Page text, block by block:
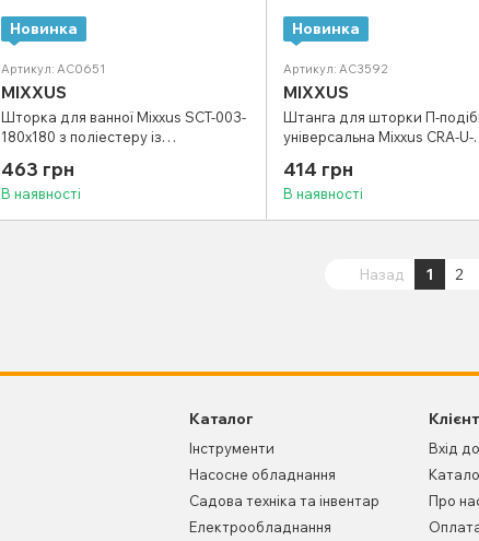
Новинка
Артикул: AC0651
MIXXUS
Шторка для ванної Mixxus SCT-003-
180x180 з поліестеру із
рожевий) (AC0651)
463 грн
В наявності
Новинка
Артикул: AC3592
MIXXUS
Штанга для шторки П-
універсальна Mixxus CRA-U-
240cm (алюміній) (БЛІСТЕР)
(AC3592)
414 грн
В наявності
Назад 1 2
Каталог
Інструменти
Насосне обладнання
Садова техніка та інвентар
Електрообладнання
Вхід
Про